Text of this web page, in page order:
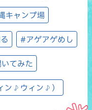
キャンプ場
#アゲアゲめし
てみた
ン♪ウィン♪）